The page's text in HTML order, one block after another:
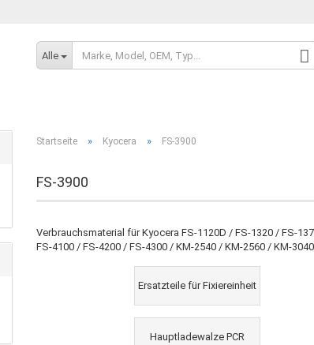
Alle
Startseite » Kyocera » FS-3900
FS-3900
Verbrauchsmaterial für Kyocera FS-1120D / FS-1320 / FS-
FS-4100 / FS-4200 / FS-4300 / KM-2540 / KM-2560 / KM-
Ersatzteile für Fixiereinheit
Hauptladewalze PCR